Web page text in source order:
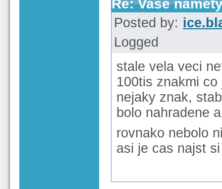
Re: Vaše
Posted by:
Logged
stale vela veci
100tis znakmi
nejaky znak,
bolo nahradene
rovnako nebolo
asi je cas najst